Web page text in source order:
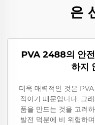
은
PVA 2488의 안전
하지
더욱 매력적인 것은
적이기 때문입니다. 그
품을 만드는 것을 고려
발전 덕분에 비 위험하